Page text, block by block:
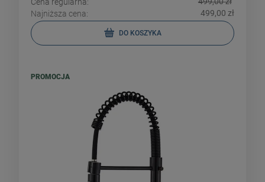
Najniższa cena:
499,00 zł
DO KOSZYKA
PROMOCJA